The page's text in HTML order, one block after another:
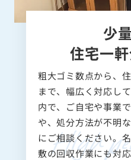
少
住宅一
粗大ゴミ数点から、
まで、幅広く対応し
内で、ご自宅や事業
や、処分方法が不明
にご相談ください。
敷の回収作業にも対